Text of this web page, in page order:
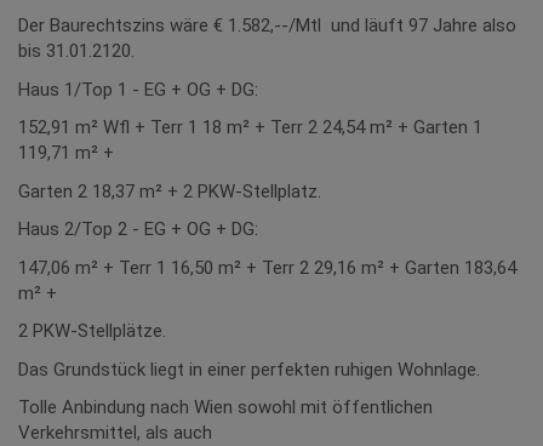
Der Baurechtszins wäre € 1.582,--/Mtl und läuft 97 Jahre also
bis 31.01.2120.
Haus 1/Top 1 - EG + OG + DG:
152,91 m² Wfl + Terr 1 18 m² + Terr 2 24,54 m² + Garten 1
119,71 m² +
Garten 2 18,37 m² + 2 PKW-Stellplatz.
Haus 2/Top 2 - EG + OG + DG:
147,06 m² + Terr 1 16,50 m² + Terr 2 29,16 m² + Garten 183,64
m² +
2 PKW-Stellplätze.
Das Grundstück liegt in einer perfekten ruhigen Wohnlage.
Tolle Anbindung nach Wien sowohl mit öffentlichen
Verkehrsmittel, als auch